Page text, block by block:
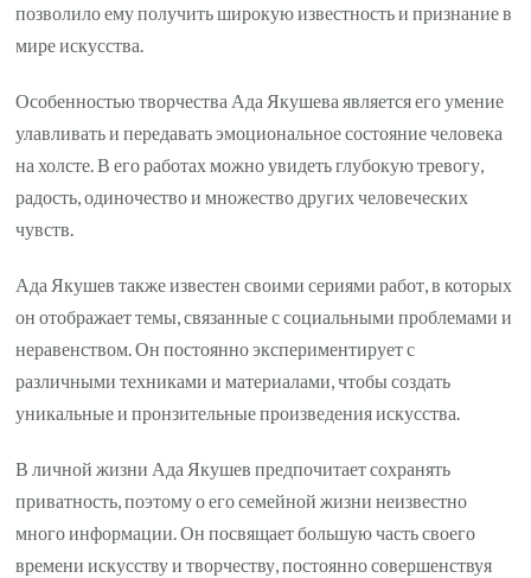
позволило ему получить широкую известность и признание в
мире искусства.
Особенностью творчества Ада Якушева является его умение
улавливать и передавать эмоциональное состояние человека
на холсте. В его работах можно увидеть глубокую тревогу,
радость, одиночество и множество других человеческих
чувств.
Ада Якушев также известен своими сериями работ, в которых
он отображает темы, связанные с социальными проблемами и
неравенством. Он постоянно экспериментирует с
различными техниками и материалами, чтобы создать
уникальные и пронзительные произведения искусства.
В личной жизни Ада Якушев предпочитает сохранять
приватность, поэтому о его семейной жизни неизвестно
много информации. Он посвящает большую часть своего
времени искусству и творчеству, постоянно совершенствуя